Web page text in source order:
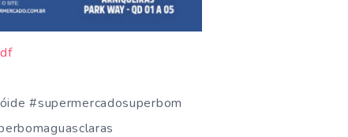
#supermercadosuperbom